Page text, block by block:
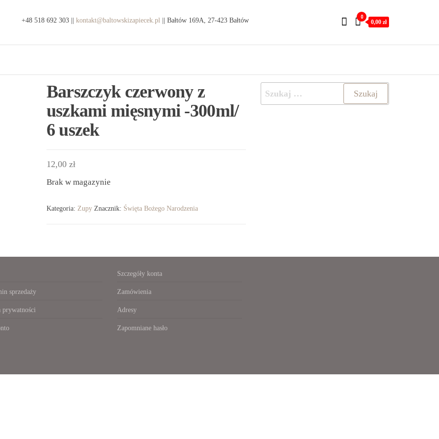
+48 518 692 303 || kontakt@baltowskizapiecek.pl || Bałtów 169A, 27-423 Bałtów 0
0,00 zł
Barszczyk czerwony z
uszkami mięsnymi -300ml/
6 uszek
12,00 zł
Brak w magazynie
Kategoria: Zupy Znacznik: Święta Bożego Narodzenia
Szukaj:
sprzedaży
prywatności
Szczegóły konta
Zamówienia
Adresy
Zapomniane hasło